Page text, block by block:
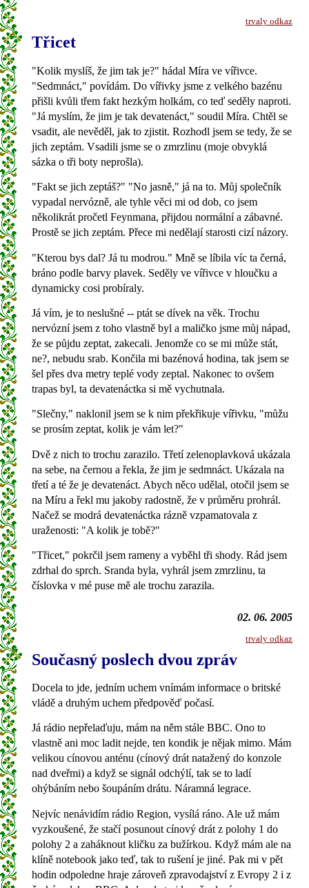
trvaly odkaz
Třicet
"Kolik myslíš, že jim tak je?" hádal Míra ve vířivce.
"Sedmnáct," povídám. Do vířivky jsme z velkého bazénu
přišli kvůli třem fakt hezkým holkám, co teď seděly naproti.
"Já myslím, že jim je tak devatenáct," soudil Míra. Chtěl se
vsadit, ale nevěděl, jak to zjistit. Rozhodl jsem se tedy, že se
jich zeptám. Vsadili jsme se o zmrzlinu (moje obvyklá
sázka o tři boty neprošla).
"Fakt se jich zeptáš?" "No jasně," já na to. Můj společník
vypadal nervózně, ale tyhle věci mi od dob, co jsem
několikrát pročetl Feynmana, přijdou normální a zábavné.
Prostě se jich zeptám. Přece mi nedělají starosti cizí názory.
"Kterou bys dal? Já tu modrou." Mně se líbila víc ta černá,
bráno podle barvy plavek. Seděly ve vířivce v hloučku a
dynamicky cosi probíraly.
Já vím, je to neslušné -- ptát se dívek na věk. Trochu
nervózní jsem z toho vlastně byl a maličko jsme můj nápad,
že se půjdu zeptat, zakecali. Jenomže co se mi může stát,
ne?, nebudu srab. Končila mi bazénová hodina, tak jsem se
šel přes dva metry teplé vody zeptal. Nakonec to ovšem
trapas byl, ta devatenáctka si mě vychutnala.
"Slečny," naklonil jsem se k nim překřikuje vířivku, "můžu
se prosím zeptat, kolik je vám let?"
Dvě z nich to trochu zarazilo. Třetí zelenoplavková ukázala
na sebe, na černou a řekla, že jim je sedmnáct. Ukázala na
třetí a té že je devatenáct. Abych něco udělal, otočil jsem se
na Míru a řekl mu jakoby radostně, že v průměru prohrál.
Načež se modrá devatenáctka rázně vzpamatovala z
uraženosti: "A kolik je tobě?"
"Třicet," pokrčil jsem rameny a vyběhl tři shody. Rád jsem
zdrhal do sprch. Sranda byla, vyhrál jsem zmrzlinu, ta
číslovka v mé puse mě ale trochu zarazila.
02. 06. 2005
trvaly odkaz
Současný poslech dvou zpráv
Docela to jde, jedním uchem vnímám informace o britské
vládě a druhým uchem předpověď počasí.
Já rádio nepřelaďuju, mám na něm stále BBC. Ono to
vlastně ani moc ladit nejde, ten kondik je nějak mimo. Mám
velikou cínovou anténu (cínový drát natažený do konzole
nad dveřmi) a když se signál odchýlí, tak se to ladí
ohýbáním nebo šoupáním drátu. Náramná legrace.
Nejvíc nenávidím rádio Region, vysílá ráno. Ale už mám
vyzkoušené, že stačí posunout cínový drát z polohy 1 do
polohy 2 a zaháknout kličku za bužírkou. Když mám ale na
klíně notebook jako teď, tak to rušení je jiné. Pak mi v pět
hodin odpoledne hraje zároveň zpravodajství z Evropy 2 i z